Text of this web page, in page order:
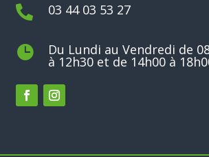
 03 44 03 53 27
 Du Lundi au Vendredi de
à 12h30 et de 14h00 à